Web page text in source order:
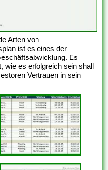
Arten von
ist es eines der
Es
wie es erfolgreich sein shall
Vertrauen in sein